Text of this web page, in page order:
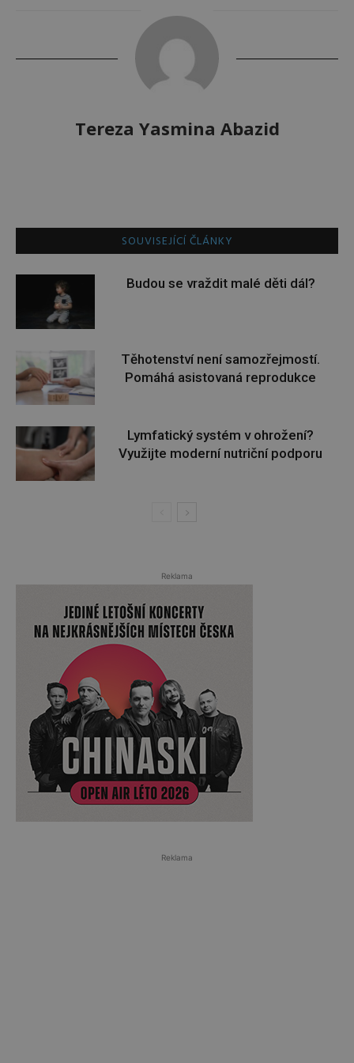
Tereza Yasmina Abazid
SOUVISEJÍCÍ ČLÁNKY
Budou se vraždit malé děti dál?
Těhotenství není samozřejmostí.
Pomáhá asistovaná reprodukce
Lymfatický systém v ohrožení?
Využijte moderní nutriční podporu
Reklama
Reklama